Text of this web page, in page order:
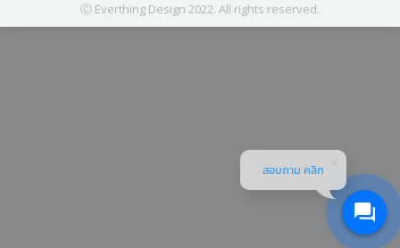
Ⓒ Everthing Design 2022. All rights reserved.
สอบถาม คลิก